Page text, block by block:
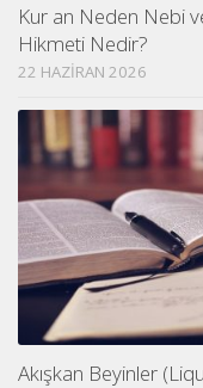
Kur an Neden Nebi
Hikmeti Nedir?
22 HAZIRAN 2026
Akışkan Beyinler